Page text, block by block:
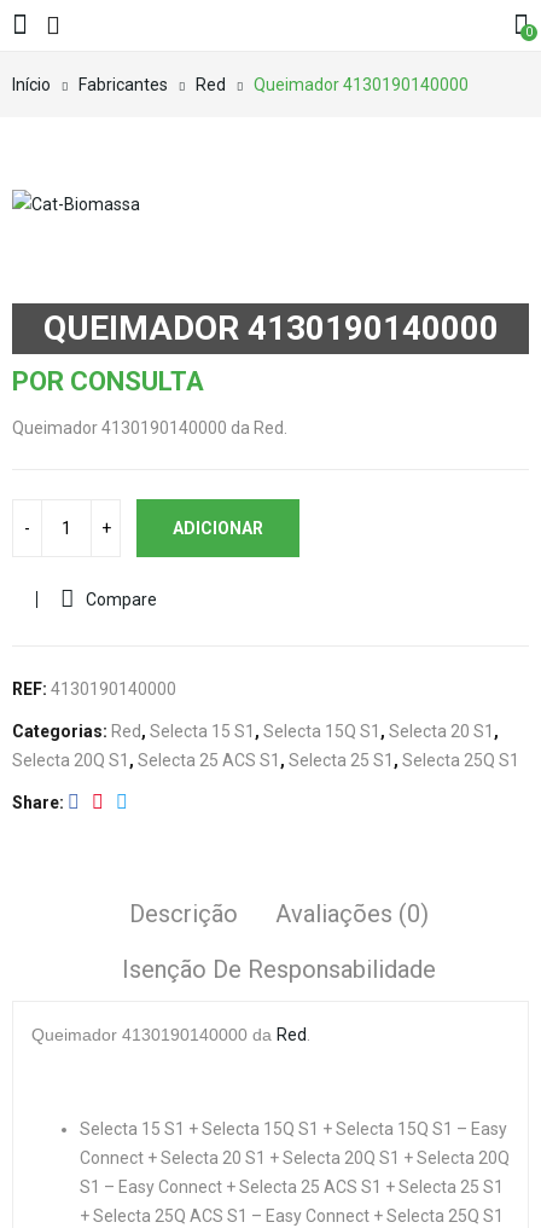
0
Início Fabricantes Red Queimador 4130190140000
QUEIMADOR 4130190140000
POR CONSULTA
Queimador 4130190140000 da Red.
ADICIONAR
Compare
REF: 4130190140000
Categorias: Red, Selecta 15 S1 , Selecta 15Q S1 , Selecta 20 S1 ,
Selecta 20Q S1 , Selecta 25 ACS S1 , Selecta 25 S1 , Selecta 25Q S1
Share
Descrição
Avaliações (0)
Isenção De Responsabilidade
Queimador 4130190140000 da Red
Selecta 15 S1 + Selecta 15Q S1 + Selecta 15Q S1 – Easy
Connect + Selecta 20 S1 + Selecta 20Q S1 + Selecta 20Q
S1 – Easy Connect + Selecta 25 ACS S1 + Selecta 25 S1
+ Selecta 25Q ACS S1 – Easy Connect + Selecta 25Q S1